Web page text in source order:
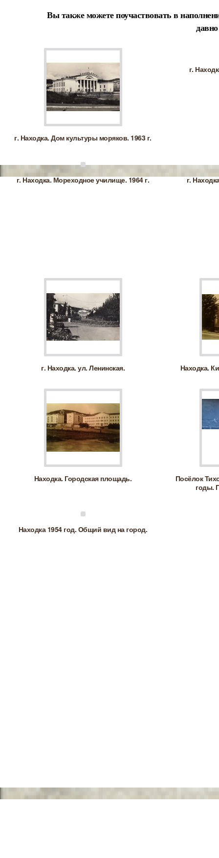
Вы также можете поучаствовать в
г. Находка. Дом культуры моряков. 1963 г.
г.
г. Находка. Мореходное училище. 1964 г. г.
г. Находка. ул. Ленинская. Находка.
Находка. Городская площадь.
Посёлок
годы.
Находка 1954 год. Общий вид на город.